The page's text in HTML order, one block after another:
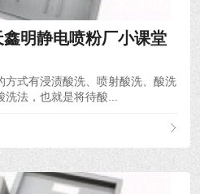
明静电喷粉厂小课堂
方式有浸渍酸洗、喷射酸洗、酸洗
法，也就是将待酸...